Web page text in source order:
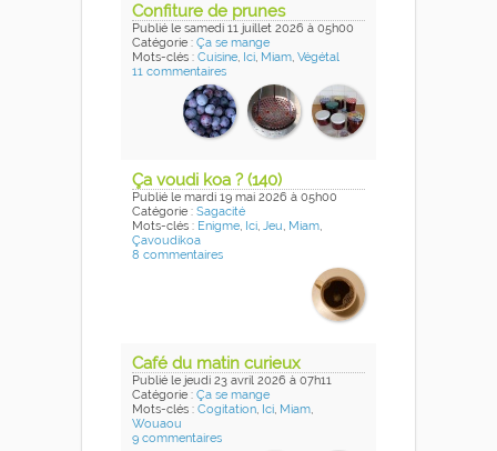
Confiture de prunes
Publié le samedi 11 juillet 2026 à 05h00
Catégorie : Ça se mange
Mots-clés : Cuisine, Ici, Miam, Végétal
11 commentaires
Ça voudi koa ? (140)
Publié le mardi 19 mai 2026 à 05h00
Catégorie : Sagacité
Mots-clés : Enigme, Ici, Jeu, Miam,
Çavoudikoa
8 commentaires
Café du matin curieux
Publié le jeudi 23 avril 2026 à 07h11
Catégorie : Ça se mange
Mots-clés : Cogitation, Ici, Miam,
Wouaou
9 commentaires